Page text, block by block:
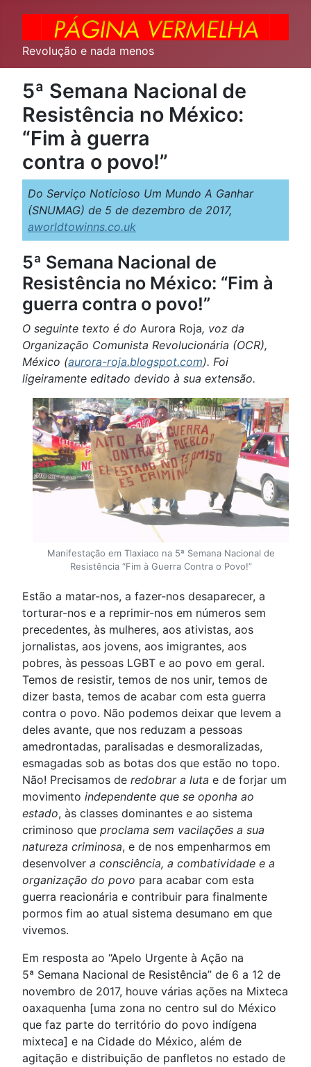
Revolução e nada menos
5ª Semana Nacional de
Resistência no México:
“Fim à guerra
contra o povo!”
Do Serviço Noticioso Um Mundo A Ganhar
(SNUMAG) de 5 de dezembro de 2017,
aworldtowinns.co.uk
5ª Semana Nacional de
Resistência no México: “Fim à
guerra contra o povo!”
O seguinte texto é do Aurora Roja, voz da
Organização Comunista Revolucionária (OCR),
México (aurora-roja.blogspot.com). Foi
ligeiramente editado devido à sua extensão.
Manifestação em Tlaxiaco na 5ª Semana Nacional de
Resistência “Fim à Guerra Contra o Povo!”
Estão a matar-nos, a fazer-nos desaparecer, a
torturar-nos e a reprimir-nos em números sem
precedentes, às mulheres, aos ativistas, aos
jornalistas, aos jovens, aos imigrantes, aos
pobres, às pessoas LGBT e ao povo em geral.
Temos de resistir, temos de nos unir, temos de
dizer basta, temos de acabar com esta guerra
contra o povo. Não podemos deixar que levem a
deles avante, que nos reduzam a pessoas
amedrontadas, paralisadas e desmoralizadas,
esmagadas sob as botas dos que estão no topo.
Não! Precisamos de redobrar a luta e de forjar um
movimento independente que se oponha ao
estado, às classes dominantes e ao sistema
criminoso que proclama sem vacilações a sua
natureza criminosa, e de nos empenharmos em
desenvolver a consciência, a combatividade e a
organização do povo para acabar com esta
guerra reacionária e contribuir para finalmente
pormos fim ao atual sistema desumano em que
vivemos.
Em resposta ao “Apelo Urgente à Ação na
5ª Semana Nacional de Resistência” de 6 a 12 de
novembro de 2017, houve várias ações na Mixteca
oaxaquenha [uma zona no centro sul do México
que faz parte do território do povo indígena
mixteca] e na Cidade do México, além de
agitação e distribuição de panfletos no estado de